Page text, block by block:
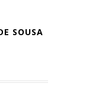
SOUSA